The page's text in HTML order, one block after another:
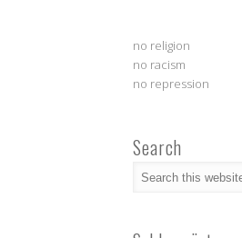
no religion
no racism
no repression
Search